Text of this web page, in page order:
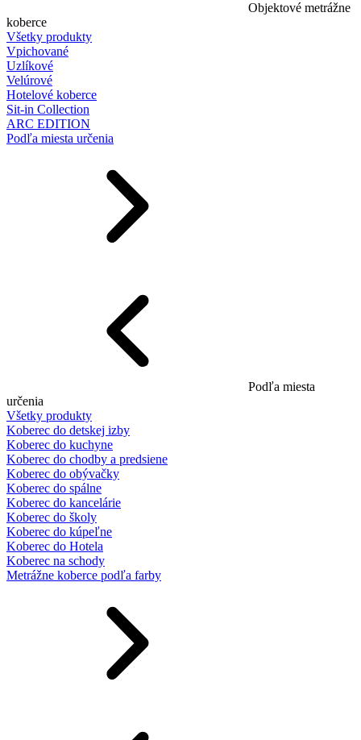
Objektové metrážne
koberce
Všetky produkty
Vpichované
Uzlíkové
Velúrové
Hotelové koberce
Sit-in Collection
ARC EDITION
Podľa miesta určenia
Podľa miesta
určenia
Všetky produkty
Koberec do detskej izby
Koberec do kuchyne
Koberec do chodby a predsiene
Koberec do obývačky
Koberec do spálne
Koberec do kancelárie
Koberec do školy
Koberec do kúpeľne
Koberec do Hotela
Koberec na schody
Metrážne koberce podľa farby